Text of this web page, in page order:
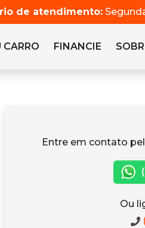
de atendimento:
CARRO FINANCIE
Entre em contato
Ou